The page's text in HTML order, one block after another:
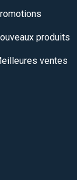
produits
ventes